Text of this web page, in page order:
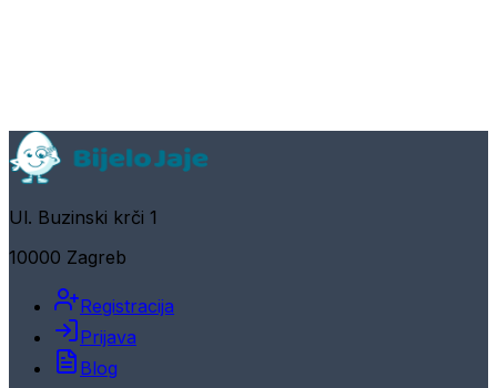
Ul. Buzinski krči 1
10000 Zagreb
Registracija
Prijava
Blog